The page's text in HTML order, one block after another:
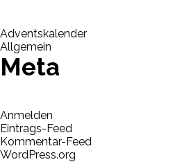
Adventskalender
Allgemein
Meta
Anmelden
Eintrags-Feed
Kommentar-Feed
WordPress.org